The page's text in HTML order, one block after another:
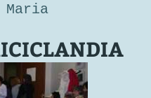
Maria